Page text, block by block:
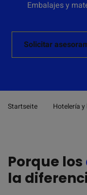
Embalajes y
Solicitar
Pfad-Navigation
Startseite Hotelería
Porque los
la